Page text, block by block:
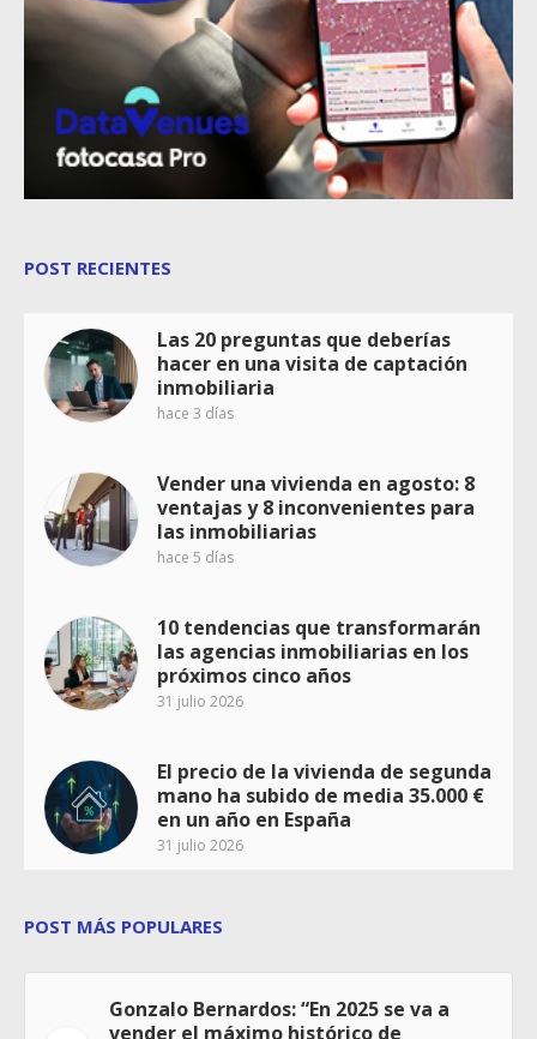
POST RECIENTES
Las 20 preguntas que deberías
hacer en una visita de captación
inmobiliaria
hace 3 días
Vender una vivienda en agosto: 8
ventajas y 8 inconvenientes para
las inmobiliarias
hace 5 días
10 tendencias que transformarán
las agencias inmobiliarias en los
próximos cinco años
31 julio 2026
El precio de la vivienda de segunda
mano ha subido de media 35.000 €
en un año en España
31 julio 2026
POST MÁS POPULARES
Gonzalo Bernardos: “En 2025 se va a
vender el máximo histórico de